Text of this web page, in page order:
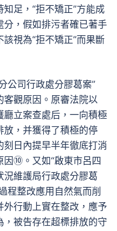
足，“拒不矯正”方能成
分，假如排污者確已著手
視為“拒不矯正”而果斷
公司行政處分膠葛案”
客觀原因。原審法院以
立案查處后，一向積極
放，并獲得了積極的停
日內提早半年徹底打消
因⑩。又如“啟東市呂四
況維護局行政處分膠葛
程整改應用自然氣而削
行動上實在整改，應予
被告存在超標排放的守